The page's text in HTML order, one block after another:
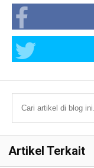
Artikel Terkait